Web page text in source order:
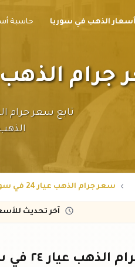
أسعار الذهب في سوريا حاسبة
عيار ٢٤ في سوريا -
سعر جرام الذهب عيار 24 في سوريا - جنية ذهب عيار 24
آخر تحديث
٢٤ في سوريا - جنية ذهب عيار ٢٤